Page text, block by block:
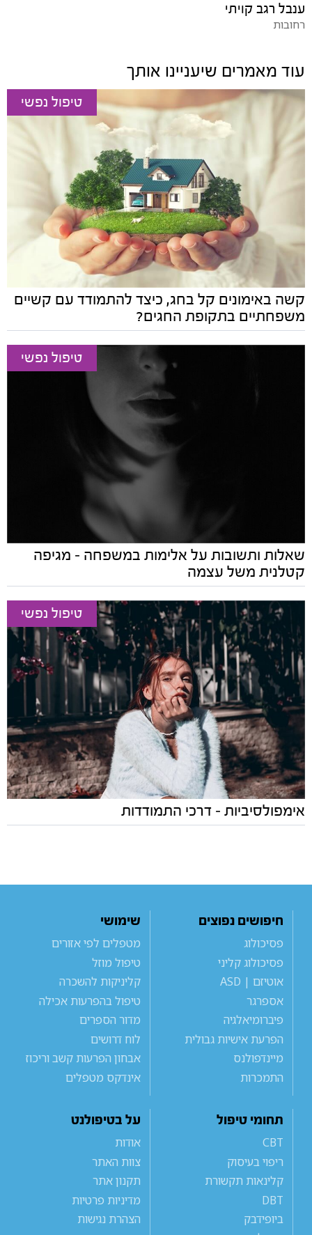
ענבל רגב קויתי
רחובות
עוד מאמרים שיעניינו אותך
טיפול נפשי
קשה באימונים קל בחג, כיצד להתמודד עם קשיים
משפחתיים בתקופת החגים?
טיפול נפשי
שאלות ותשובות על אלימות במשפחה – מגיפה
קטלנית משל עצמה
טיפול נפשי
אימפולסיביות – דרכי התמודדות
חיפושים נפוצים
פסיכולוג
פסיכולוג קליני
אוטיזם | ASD
אספרגר
פיברומיאלגיה
הפרעת אישיות גבולית
מיינדפולנס
התמכרות
שימושי
מטפלים לפי אזורים
טיפול מוזל
קליניקות להשכרה
טיפול בהפרעות אכילה
מדור הספרים
לוח דרושים
אבחון הפרעות קשב וריכוז
אינדקס מטפלים
תחומי טיפול
CBT
ריפוי בעיסוק
קלינאות תקשורת
DBT
ביופידבק
על בטיפולנט
אודות
צוות האתר
תקנון אתר
מדיניות פרטיות
הצהרת נגישות